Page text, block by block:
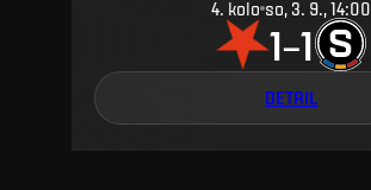
4. kolo so, 3. 9., 14:00
1–1
DETAIL